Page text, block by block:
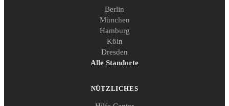
Berlin
München
Hamburg
Köln
Dresden
Alle Standorte
NÜTZLICHES